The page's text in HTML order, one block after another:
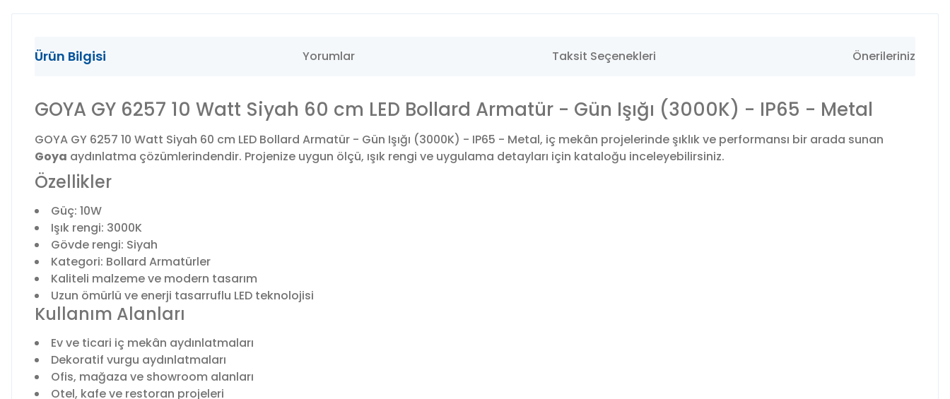
Ürün Bilgisi Yorumlar Taksit Seçenekleri Önerileriniz
GOYA GY 6257 10 Watt Siyah 60 cm LED Bollard Armatür - Gün Işığı (3000K) - IP65 - Metal
GOYA GY 6257 10 Watt Siyah 60 cm LED Bollard Armatür - Gün Işığı (3000K) - IP65 - Metal, iç mekân projelerinde şıklık ve performansı bir arada sunan
Goya aydınlatma çözümlerindendir. Projenize uygun ölçü, ışık rengi ve uygulama detayları için kataloğu inceleyebilirsiniz.
Özellikler
Güç: 10W
Işık rengi: 3000K
Gövde rengi: Siyah
Kategori: Bollard Armatürler
Kaliteli malzeme ve modern tasarım
Uzun ömürlü ve enerji tasarruflu LED teknolojisi
Kullanım Alanları
Ev ve ticari iç mekân aydınlatmaları
Dekoratif vurgu aydınlatmaları
Ofis, mağaza ve showroom alanları
Otel, kafe ve restoran projeleri